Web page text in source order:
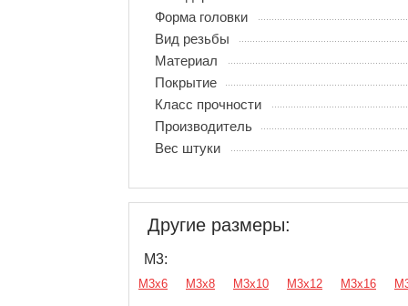
Форма головки
Вид резьбы
Материал
Покрытие
Класс прочности
Производитель
Вес штуки
Другие размеры:
М3:
М3х6 М3х8 М3х10 М3х12 М3х16